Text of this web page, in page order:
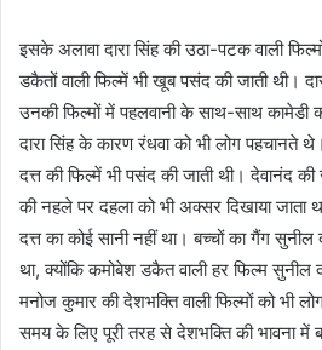
इसके अलावा दारा सिंह की उठा-पटक वाली
डकैतों वाली फिल्में भी खूब पसंद की जाती थी।
उनकी फिल्मों में पहलवानी के साथ-साथ कामेडी
दारा सिंह के कारण रंधवा को भी लोग पहचानते
दत्त की फिल्में भी पसंद की जाती थी। देवानंद
की नहले पर दहला को भी अक्सर दिखाया
दत्त का कोई सानी नहीं था। बच्चों का गैंग
था, क्योंकि कमोबेश डकैत वाली हर फिल्म सुनील
मनोज कुमार की देशभक्ति वाली फिल्मों को
समय के लिए पूरी तरह से देशभक्ति की भावना